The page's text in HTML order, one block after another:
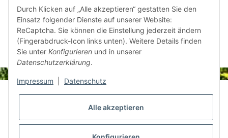
520g
12,50 €*
300g
9,97 €*
Informationen
Gesetzliche Informationen
Durch Klicken auf „Alle akzeptieren“ gestatten Sie den
Einsatz folgender Dienste auf unserer Website:
ReCaptcha. Sie können die Einstellung jederzeit ändern
(Fingerabdruck-Icon links unten). Weitere Details finden
Sie unter Konfigurieren und in unserer
Datenschutzerklärung.
Impressum Datenschutz
Alle akzeptieren